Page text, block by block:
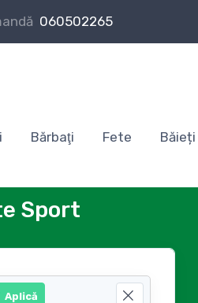
060502265
Bărbaţi Fete Băieți
Sport
Aplică